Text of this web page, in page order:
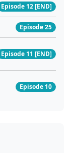
Episode 12 [END]
Episode 25
Episode 11 [END]
Episode 10